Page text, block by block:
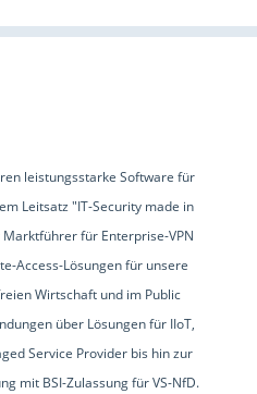
leistungsstarke Software für
Leitsatz "IT-Security made in
für Enterprise-VPN
Access-Lösungen für unsere
Wirtschaft und im Public
über Lösungen für IIoT,
Service Provider bis hin zur
mit BSI-Zulassung für VS-NfD.